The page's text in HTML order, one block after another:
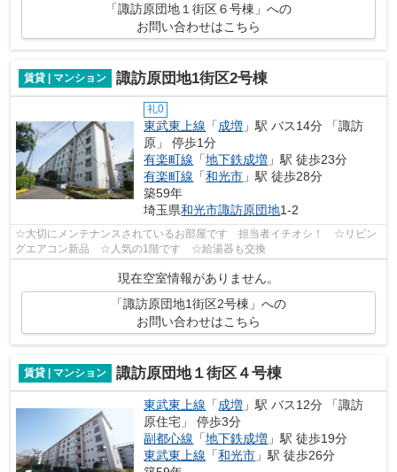
「諏訪原団地１街区６号棟」への
お問い合わせはこちら
賃貸 | マンション 諏訪原団地1街区2号棟
礼0
東武東上線 「成増 」駅 バス14分 「諏訪
原」 停歩1分
有楽町線 「地下鉄成増 」駅 徒歩23分
有楽町線 「和光市 」駅 徒歩28分
築59年
埼玉県和光市諏訪原団地1-2
☆大切にメンテナンスされているお部屋です 担当者イチオシ！ ☆リビン
グエアコン新品 ☆人気の1階です ☆給湯器も交換
現在空室情報がありません。
「諏訪原団地1街区2号棟」への
お問い合わせはこちら
賃貸 | マンション 諏訪原団地１街区４号棟
東武東上線 「成増 」駅 バス12分 「諏訪
原住宅」 停歩3分
副都心線 「地下鉄成増 」駅 徒歩19分
東武東上線 「和光市 」駅 徒歩26分